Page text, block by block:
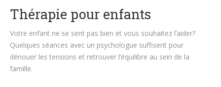
Thérapie pour enfants
Votre enfant ne se sent pas bien et vous souhaitez l’aider?
Quelques séances avec un psychologue suffisent pour
dénouer les tensions et retrouver l’équilibre au sein de la
famille.